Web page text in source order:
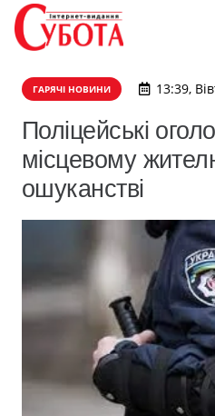
ГАРЯЧІ НОВИНИ 13:39,
​Поліцейські
місцевому
ошуканстві